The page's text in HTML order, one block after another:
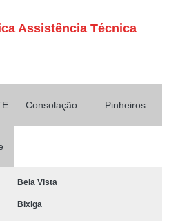
Assistência Técnica
Consolação Pinheiros
Bela Vista
Bixiga